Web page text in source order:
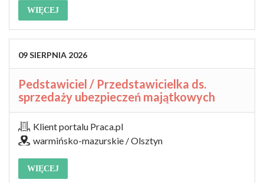
WIĘCEJ
09SIERPNIA 2026
Pedstawiciel / Przedstawicielka ds.
sprzedaży ubezpieczeń majątkowych
Klient portalu Praca.pl
warmińsko-mazurskie / Olsztyn
WIĘCEJ